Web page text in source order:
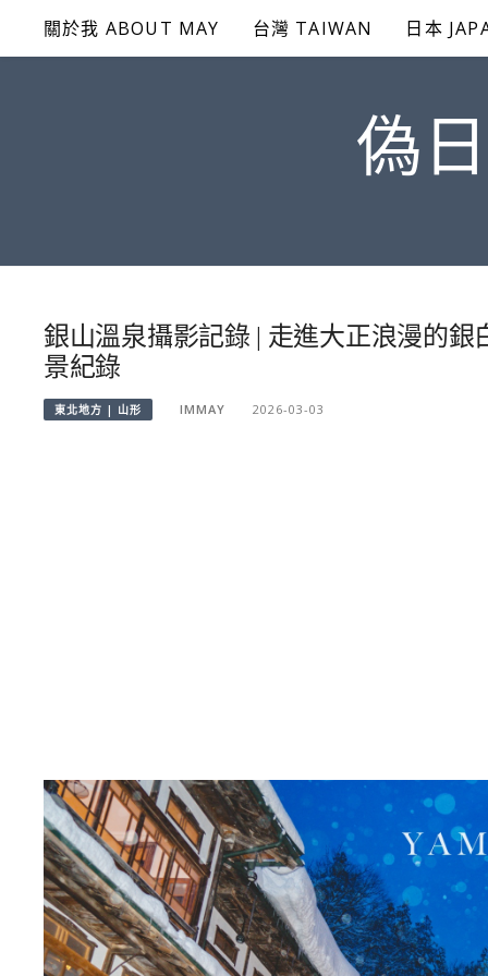
content
關於我 ABOUT MAY 台灣 TAIWAN 日本
偽
銀山溫泉攝影記錄 | 走進大正浪漫的
景紀錄
東北地方 | 山形 IMMAY 2026-03-03